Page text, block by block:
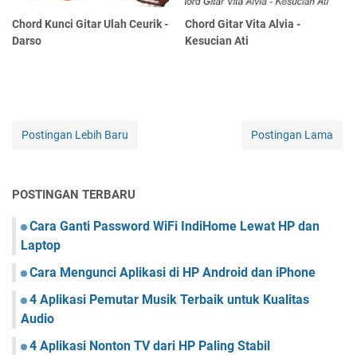
Chord Kunci Gitar Ulah Ceurik -
Darso
Chord Gitar Vita Alvia -
Kesucian Ati
Postingan Lebih Baru Postingan Lama
POSTINGAN TERBARU
Cara Ganti Password WiFi IndiHome Lewat HP dan
Laptop
Cara Mengunci Aplikasi di HP Android dan iPhone
4 Aplikasi Pemutar Musik Terbaik untuk Kualitas
Audio
4 Aplikasi Nonton TV dari HP Paling Stabil